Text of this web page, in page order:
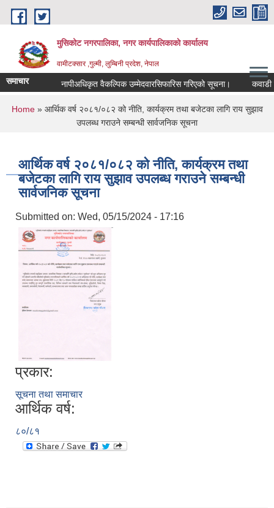
Skip to main content
मुसिकोट नगरपालिका, नगर कार्यपालिकाकाे कार्यालय
वामीटक्सार ,गुल्मी, लुम्बिनी प्रदेश, नेपाल
समाचार नापीअधिकृत वैकल्पिक उम्मेदवारसिफारिस गरिएको सूचना। कवाडी
You are here
Home» आर्थिक वर्ष २०८१/०८२ को नीति, कार्यक्रम तथा बजेटका लागि राय सुझाव
उपलब्ध गराउने सम्बन्धी सार्वजनिक सूचना
आर्थिक वर्ष २०८१/०८२ को नीति, कार्यक्रम तथा
बजेटका लागि राय सुझाव उपलब्ध गराउने सम्बन्धी
सार्वजनिक सूचना
Submitted on: Wed, 05/15/2024 - 17:16
प्रकार:
सूचना तथा समाचार
आर्थिक वर्ष:
८०/८१